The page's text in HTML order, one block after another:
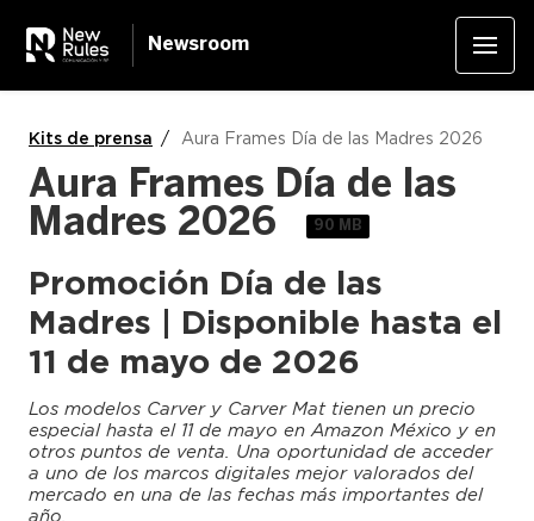
Newsroom
Kits de prensa Aura Frames Día de las Madres 2026
Aura Frames Día de las
Madres 2026
90 MB
Promoción Día de las
Madres | Disponible hasta el
11 de mayo de 2026
Los modelos Carver y Carver Mat tienen un precio
especial hasta el 11 de mayo en Amazon México y en
otros puntos de venta. Una oportunidad de acceder
a uno de los marcos digitales mejor valorados del
mercado en una de las fechas más importantes del
año.